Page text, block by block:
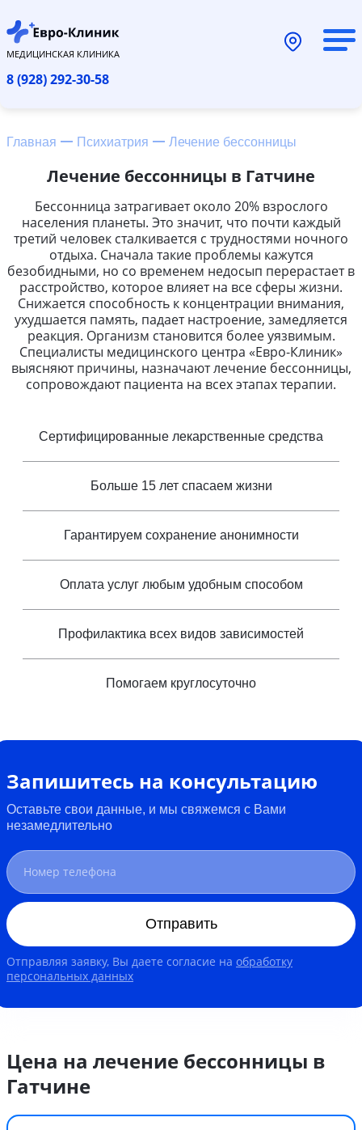
МЕДИЦИНСКАЯ КЛИНИКА
8 (928) 292-30-58
Главная Психиатрия Лечение бессонницы
Лечение бессонницы в Гатчине
Бессонница затрагивает около 20% взрослого
населения планеты. Это значит, что почти каждый
третий человек сталкивается с трудностями ночного
отдыха. Сначала такие проблемы кажутся
безобидными, но со временем недосып перерастает в
расстройство, которое влияет на все сферы жизни.
Снижается способность к концентрации внимания,
ухудшается память, падает настроение, замедляется
реакция. Организм становится более уязвимым.
Специалисты медицинского центра «Евро-Клиник»
выясняют причины, назначают лечение бессонницы,
сопровождают пациента на всех этапах терапии.
Сертифицированные лекарственные средства
Больше 15 лет спасаем жизни
Гарантируем сохранение анонимности
Оплата услуг любым удобным способом
Профилактика всех видов зависимостей
Помогаем круглосуточно
Запишитесь на консультацию
Оставьте свои данные, и мы свяжемся с Вами
незамедлительно
Отправить
Отправляя заявку, Вы даете согласие на обработку
персональных данных
Цена на лечение бессонницы в
Гатчине